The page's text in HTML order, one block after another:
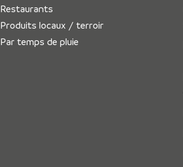
Restaurants
Produits locaux / terroir
Par temps de pluie